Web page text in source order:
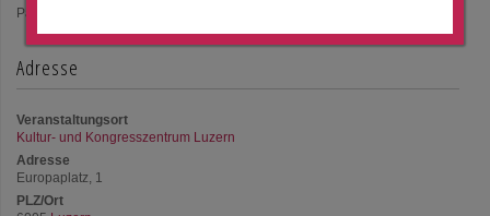
Pause um ca. 20.25 Uhr
Adresse
Veranstaltungsort
Kultur- und Kongresszentrum Luzern
Adresse
Europaplatz, 1
PLZ/Ort